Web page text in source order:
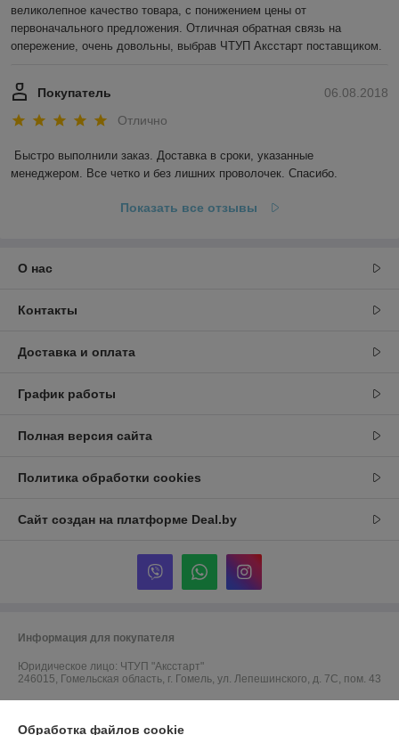
великолепное качество товара, с понижением цены от
первоначального предложения. Отличная обратная связь на
опережение, очень довольны, выбрав ЧТУП Аксстарт поставщиком.
06.08.2018
Покупатель
Отлично
Быстро выполнили заказ. Доставка в сроки, указанные
менеджером. Все четко и без лишних проволочек. Спасибо.
Показать все отзывы
О нас
Контакты
Доставка и оплата
График работы
Полная версия сайта
Политика обработки cookies
Сайт создан на платформе Deal.by
Информация для покупателя
Юридическое лицо: ЧТУП "Аксстарт"
246015, Гомельская область, г. Гомель, ул. Лепешинского, д. 7С, пом. 43
Обработка файлов cookie